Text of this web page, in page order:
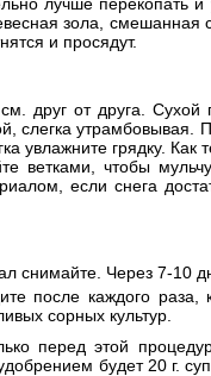
зола, смешанная
и просядут.
друг от друга. Сухой
слегка утрамбовывая.
увлажните грядку. Как
ветками, чтобы
если снега
снимайте. Через 7-10
после каждого раза,
сорных культур.
перед этой
будет 20 г.